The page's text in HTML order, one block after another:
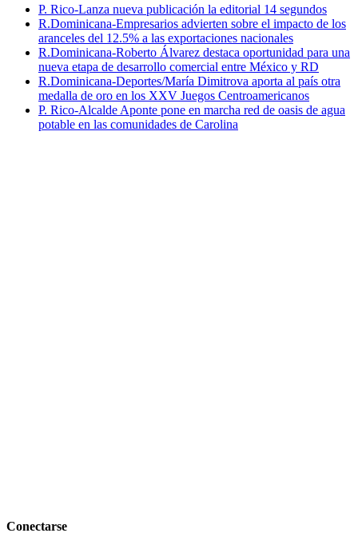
P. Rico-Lanza nueva publicación la editorial 14 segundos
R.Dominicana-Empresarios advierten sobre el impacto de los
aranceles del 12.5% a las exportaciones nacionales
R.Dominicana-Roberto Álvarez destaca oportunidad para una
nueva etapa de desarrollo comercial entre México y RD
R.Dominicana-Deportes/María Dimitrova aporta al país otra
medalla de oro en los XXV Juegos Centroamericanos
P. Rico-Alcalde Aponte pone en marcha red de oasis de agua
potable en las comunidades de Carolina
Conectarse